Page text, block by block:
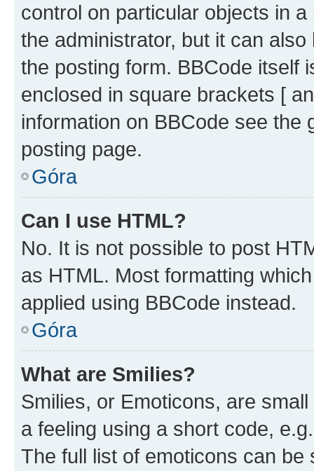
control on particular objects in
the administrator, but it can
the posting form. BBCode itself
enclosed in square brackets [
information on BBCode see
posting page.
Góra
Can I use HTML?
No. It is not possible to post
as HTML. Most formatting
applied using BBCode instead.
Góra
What are Smilies?
Smilies, or Emoticons, are
a feeling using a short code,
The full list of emoticons can